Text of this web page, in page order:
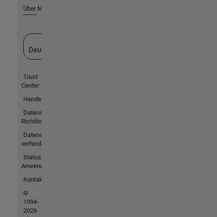
Über MathWorks
Deutschland
Trust
Center
Handelsmarken
Datenschutz-
Richtlinien
Datendiebstahl
verhindern
Status von
Anwendungen
Kontakt
©
1994-
2026